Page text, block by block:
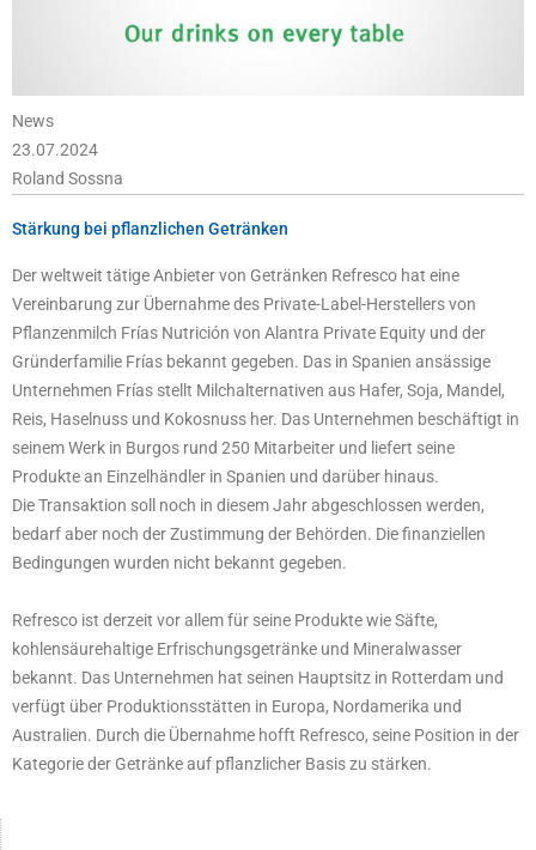
News
23.07.2024
Roland Sossna
Stärkung bei pflanzlichen Getränken
Der weltweit tätige Anbieter von Getränken Refresco hat eine
Vereinbarung zur Übernahme des Private-Label-Herstellers von
Pflanzenmilch Frías Nutrición von Alantra Private Equity und der
Gründerfamilie Frías bekannt gegeben. Das in Spanien ansässige
Unternehmen Frías stellt Milchalternativen aus Hafer, Soja, Mandel,
Reis, Haselnuss und Kokosnuss her. Das Unternehmen beschäftigt in
seinem Werk in Burgos rund 250 Mitarbeiter und liefert seine
Produkte an Einzelhändler in Spanien und darüber hinaus.
Die Transaktion soll noch in diesem Jahr abgeschlossen werden,
bedarf aber noch der Zustimmung der Behörden. Die finanziellen
Bedingungen wurden nicht bekannt gegeben.
Refresco ist derzeit vor allem für seine Produkte wie Säfte,
kohlensäurehaltige Erfrischungsgetränke und Mineralwasser
bekannt. Das Unternehmen hat seinen Hauptsitz in Rotterdam und
verfügt über Produktionsstätten in Europa, Nordamerika und
Australien. Durch die Übernahme hofft Refresco, seine Position in der
Kategorie der Getränke auf pflanzlicher Basis zu stärken.